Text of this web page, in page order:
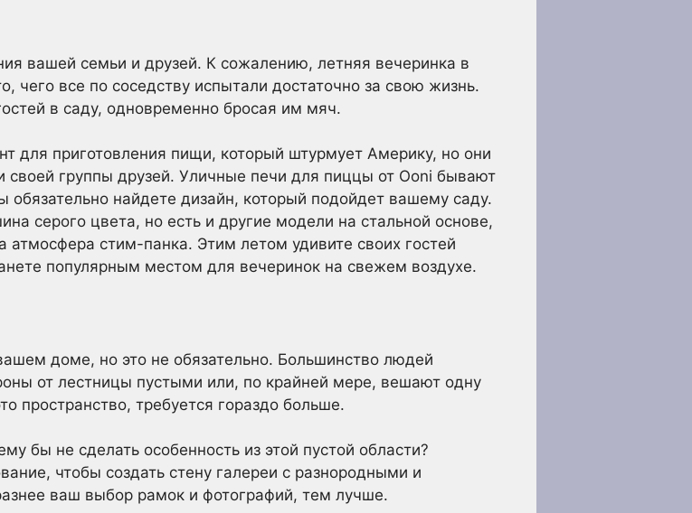
вашей семьи и друзей. К сожалению, летняя вечеринка в
чего все по соседству испытали достаточно за свою жизнь.
в саду, одновременно бросая им мяч.
для приготовления пищи, который штурмует Америку, но они
своей группы друзей. Уличные печи для пиццы от Ooni бывают
найдете дизайн, который подойдет вашему саду.
серого цвета, но есть и другие модели на стальной основе,
стим-панка. Этим летом удивите своих гостей
популярным местом для вечеринок на свежем воздухе.
доме, но это не обязательно. Большинство людей
от лестницы пустыми или, по крайней мере, вешают одну
пространство, требуется гораздо больше.
бы не сделать особенность из этой пустой области?
чтобы создать стену галереи с разнородными и
ваш выбор рамок и фотографий, тем лучше.